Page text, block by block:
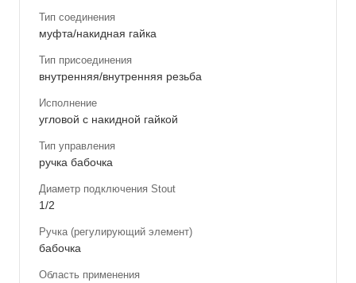
Тип соединения
муфта/накидная гайка
Тип присоединения
внутренняя/внутренняя резьба
Исполнение
угловой с накидной гайкой
Тип управления
ручка бабочка
Диаметр подключения Stout
1/2
Ручка (регулирующий элемент)
бабочка
Область применения